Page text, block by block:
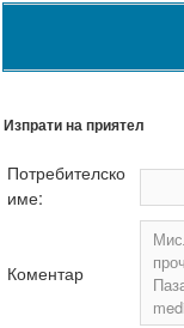
Изпрати на приятел
Потребителско
име:
Коментар